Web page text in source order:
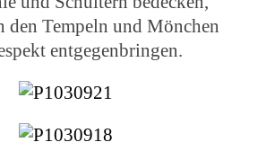
den Tempeln und Mönchen
entgegenbringen.